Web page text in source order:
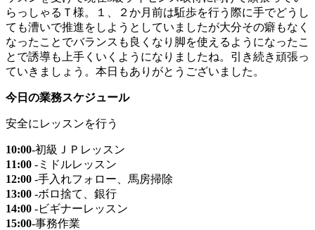
らっしゃるＴ様。１、２か月前は駈歩を行う際に手でどうし
ても漕いで推進をしようとしていましたが大分その癖もなく
なったことでバランスも良くなり脚を使えるようになったこ
とで誘導も上手くいくようになりましたね。引き続き頑張っ
ていきましょう。本日もありがとうございました。
今日の業務スケジュール
安全にレッスンを行う
10:00-初級ＪＰレッスン
11:00 -ミドルレッスン
12:00 -手入れフォロー、馬房掃除
13:00 -ボロ捨て、銀行
14:00 -ビギナーレッスン
15:00-事務作業